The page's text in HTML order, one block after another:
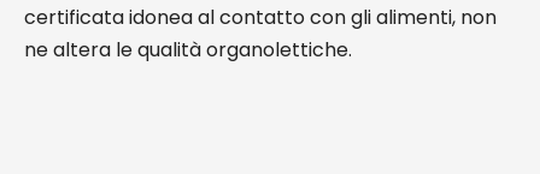
certificata idonea al contatto con gli alimenti, non
ne altera le qualità organolettiche.